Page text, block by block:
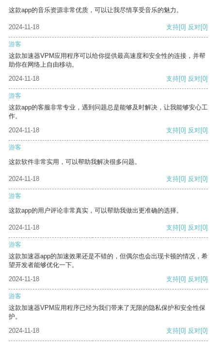
这款app的音乐资源非常优质，可以让我尽情享受音乐的魅力。
2024-11-18 支持[0] 反对[0]
游客
这款加速器VPM应用程序可以给你提供最高速度和安全性的连接，并帮
助你在网络上自由移动。
2024-11-18
支持[0] 反对[0]
游客
这款app的客服非常专业，遇到问题总是能够及时解决，让我能够安心工
作。
2024-11-18
支持[0] 反对[0]
游客
这款软件非常实用，可以帮助我解决很多问题。
2024-11-18 支持[0] 反对[0]
游客
这款app的用户评论非常真实，可以帮助我做出更准确的选择。
2024-11-18 支持[0] 反对[0]
游客
这款加速器app的加速效果还是不错的，但偶尔也会出现卡顿的情况，希
望开发者能够优化一下。
2024-11-18
支持[0] 反对[0]
游客
这款加速器VPM应用程序已经为我们带来了无限的隐私保护和安全性保
护。
2024-11-18
支持[0] 反对[0]